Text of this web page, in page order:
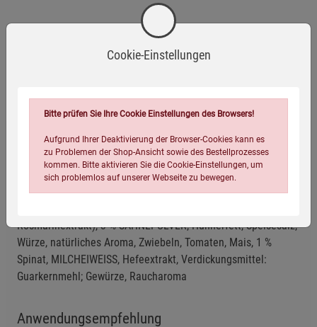
Zutaten
53 % Nudeln (HARTWEIZENGRIESS, Wasser), Maltodextrin,
MILCHZUCKER, modifizierte Stärke, Palmfett, 4 %
Rosmarinextrakt), 3 % SAHNEPULVER, Hühnerfett, Speisesalz,
Würze, natürliches Aroma, Zwiebeln, Tomaten, Mais, 1 %
Spinat, MILCHEIWEISS, Hefeextrakt, Verdickungsmittel:
Guarkernmehl; Gewürze, Raucharoma
Anwendungsempfehlung
Cookie-Einstellungen
Bitte prüfen Sie Ihre Cookie Einstellungen des Browsers!
Aufgrund Ihrer Deaktivierung der Browser-Cookies kann es
zu Problemen der Shop-Ansicht sowie des Bestellprozesses
kommen. Bitte aktivieren Sie die Cookie-Einstellungen, um
sich problemlos auf unserer Webseite zu bewegen.